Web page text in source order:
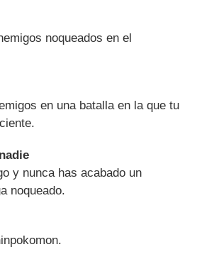
noqueados en el
en una batalla en la que tu
y nunca has acabado un
noqueado.